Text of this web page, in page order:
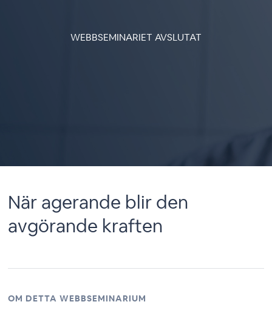
WEBBSEMINARIET AVSLUTAT
När agerande blir den
avgörande kraften
OM DETTA WEBBSEMINARIUM